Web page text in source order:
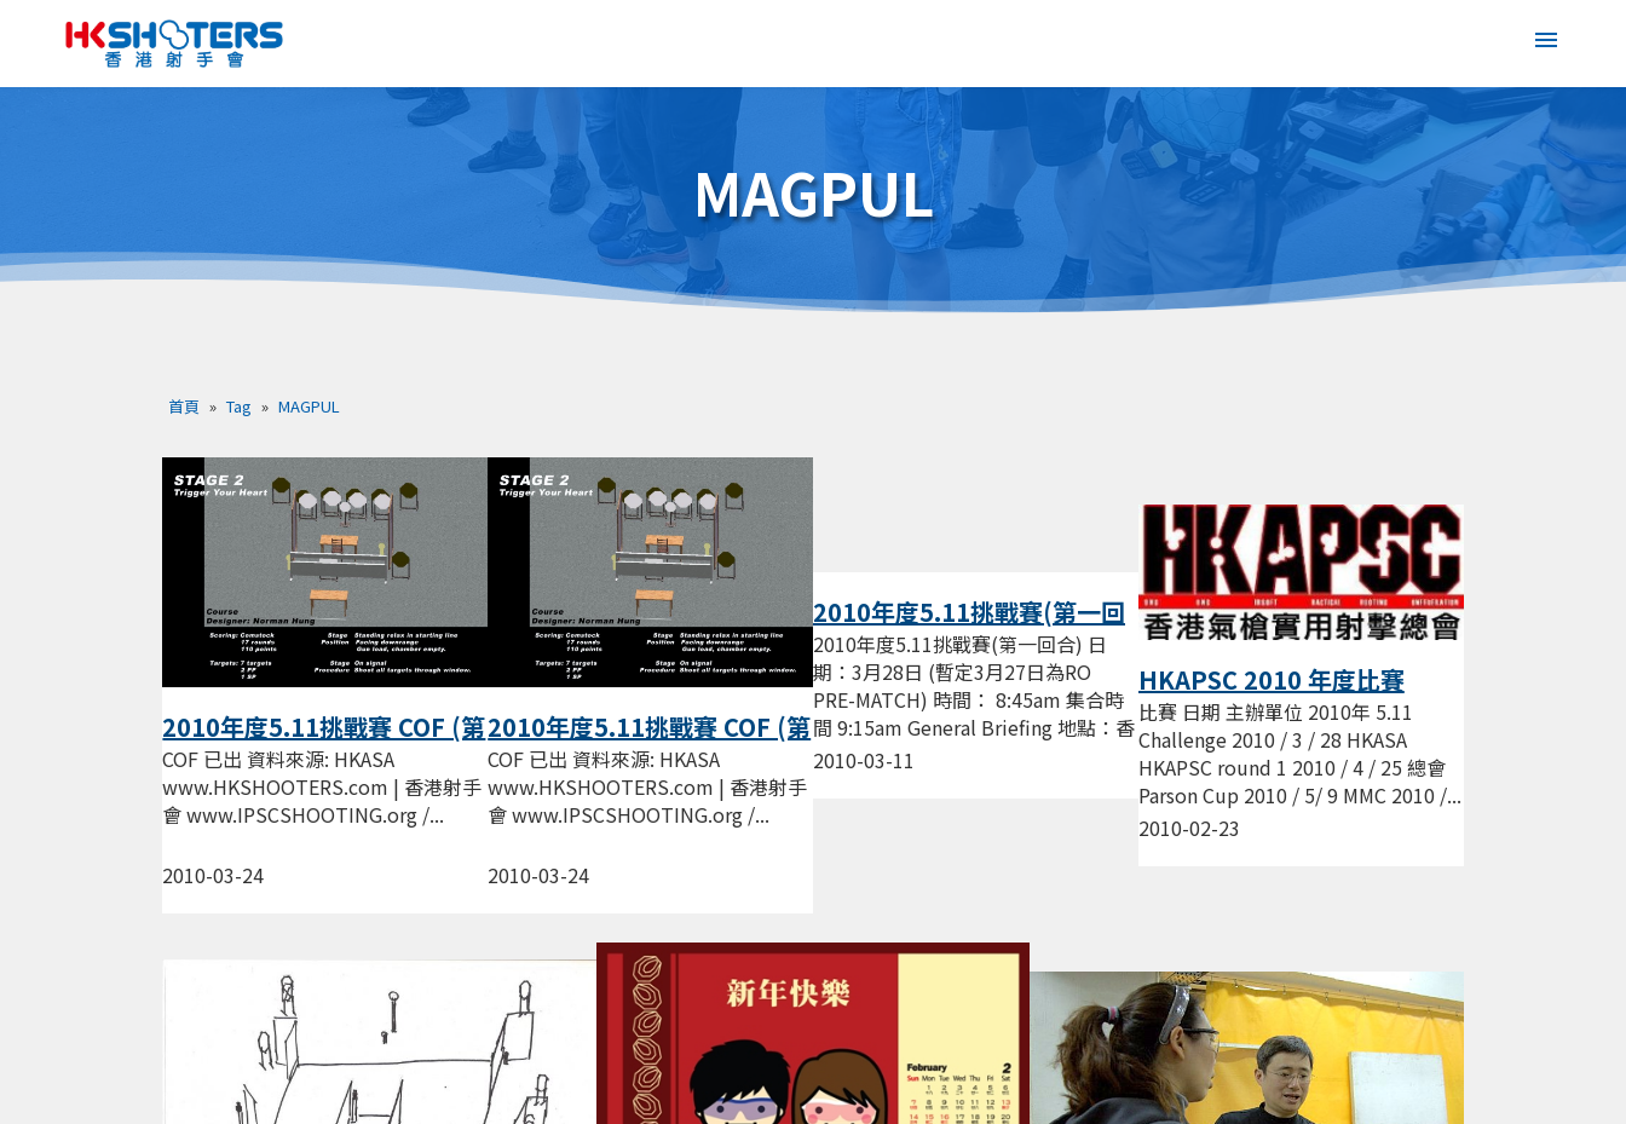
MAGPUL
首頁 » Tag » MAGPUL
2010年度5.11挑戰賽 COF (第
一回合)
2010-03-24
COF 已出 資料來源: HKASA
www.HKSHOOTERS.com | 香港射手
會 www.IPSCSHOOTING.org /...
2010年度5.11挑戰賽 COF (第
一回合)
2010-03-24
COF 已出 資料來源: HKASA
www.HKSHOOTERS.com | 香港射手
會 www.IPSCSHOOTING.org /...
2010年度5.11挑戰賽(第一回
合)
2010-03-11
2010年度5.11挑戰賽(第一回合) 日
期：3月28日 (暫定3月27日為RO
PRE-MATCH) 時間： 8:45am 集合時
間 9:15am General Briefing 地點：香
港氣槍射擊會...
HKAPSC 2010 年度比賽
2010-02-23
比賽 日期 主辦單位 2010年 5.11
Challenge 2010 / 3 / 28 HKASA
HKAPSC round 1 2010 / 4 / 25 總會
Parson Cup 2010 / 5/ 9 MMC 2010 /...